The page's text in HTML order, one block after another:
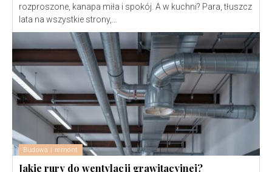
rozproszone, kanapa miła i spokój. A w kuchni? Para, tłuszcz
lata na wszystkie strony,...
Budowa i remont
Jakie rury do wentylacji grawitacyjnej?